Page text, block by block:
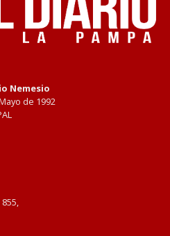
Nemesio
de 1992